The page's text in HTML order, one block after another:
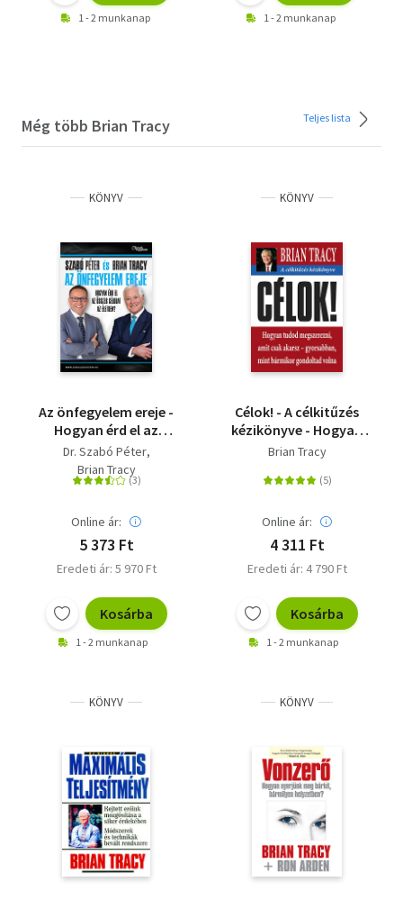
1 - 2 munkanap 1 - 2 munkanap
Még több Brian Tracy Teljes lista
KÖNYV
Az önfegyelem ereje -
Hogyan érd el az
összes célodat az
életben?
Dr. Szabó Péter
Brian Tracy
Online ár:
5 373 Ft
Eredeti ár: 5 970 Ft
Kosárba
1 - 2 munkanap
KÖNYV
Célok! - A célkitűzés
kézikönyve - Hogyan
tudod megszerezni,
gyorsabban mint
volna
Brian Tracy
Online ár:
4 311 Ft
Eredeti ár: 4 790 Ft
Kosárba
1 - 2 munkanap
KÖNYV KÖNYV